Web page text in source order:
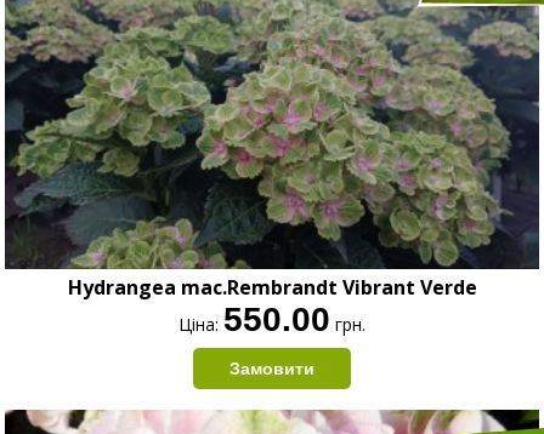
Hydrangea mac.Rembrandt Vibrant Verde
Ціна: 550.00 грн.